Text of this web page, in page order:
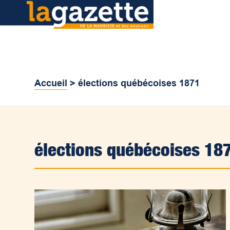
Accueil >élections québécoises 1871
élections québécoises